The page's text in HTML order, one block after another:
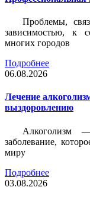
Проблемы,
зависимостью, к
многих городов
Подробнее
06.08.2026
Лечение
выздоровлению
Алкоголизм
заболевание,
миру
Подробнее
03.08.2026